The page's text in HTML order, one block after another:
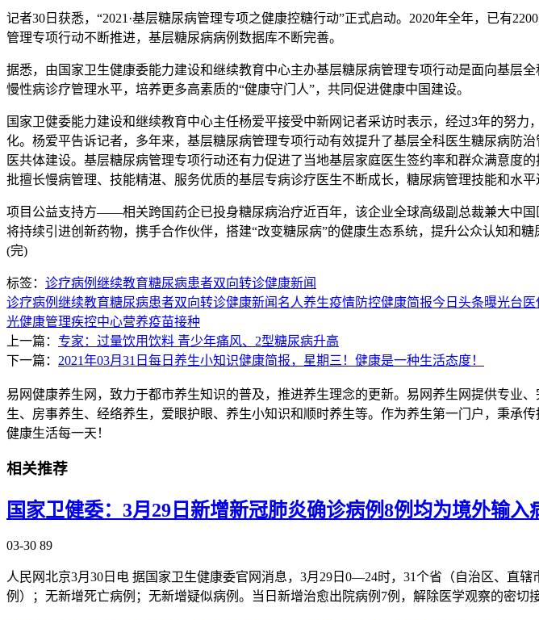
记者30日获悉，“2021·基层糖尿病管理专项之健康控糖行动”正式启动。2020年全年，已有
管理专项行动不断推进，基层糖尿病病例数据库不断完善。
据悉，由国家卫生健康委能力建设和继续教育中心主办基层糖尿病管理专项行动是面向基层
慢性病诊疗管理水平，培养更多高素质的“健康守门人”，共同促进健康中国建设。
国家卫健委能力建设和继续教育中心主任杨爱平接受中新网记者采访时表示，经过3年的努
化。杨爱平告诉记者，多年来，基层糖尿病管理专项行动有效提升了基层全科医生糖尿病防
医共体建设。基层糖尿病管理专项行动还有力促进了当地基层家庭医生签约率和群众满意度
批擅长慢病管理、技能精湛、服务优质的基层专病诊疗医生不断成长，糖尿病管理技能和水
项目公益支持方——相关跨国药企已投身糖尿病治疗近百年，该企业全球高级副总裁兼大中
将持续引进创新药物，携手合作伙伴，搭建“改变糖尿病”的健康生态系统，提升公众认知和
(完)
标签： 诊疗病例 继续教育糖尿病患者双向转诊健康新闻
诊疗病例 继续教育糖尿病患者双向转诊健康新闻 名人养生疫情防控健康简报今日头条曝光台
光健康管理疾控中心营养疫苗接种
上一篇： 专家：过量饮用饮料 青少年痛风、2型糖尿病升高
下一篇： 2021年03月31日每日养生小知识健康简报，星期三！健康是一种生活态度！
易网健康养生网，致力于都市养生知识的普及，推进养生理念的更新。易网养生网提供专业
生、房事养生、经络养生，爱眼护眼、养生小知识和顺时养生等。作为养生第一门户，秉承
健康生活每一天！
相关推荐
国家卫健委：3月29日新增新冠肺炎确诊病例8例均为境外输入
03-30 89
人民网北京3月30日电 据国家卫生健康委官网消息，3月29日0—24时，31个省（自治区、直
例）；无新增死亡病例；无新增疑似病例。当日新增治愈出院病例7例，解除医学观察的密切